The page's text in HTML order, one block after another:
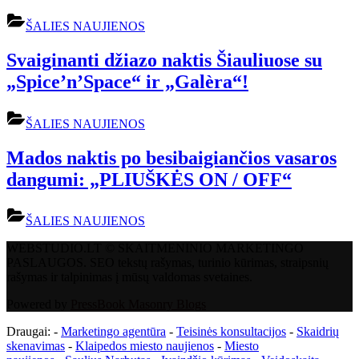
ŠALIES NAUJIENOS
Svaiginanti džiazo naktis Šiauliuose su
„Spice’n’Space“ ir „Galèra“!
ŠALIES NAUJIENOS
Mados naktis po besibaigiančios vasaros
dangumi: „PLIUŠKĖS ON / OFF“
ŠALIES NAUJIENOS
Draugai: - Marketingo agentūra - Teisinės konsultacijos - Skaidrių
skenavimas - Klaipedos miesto naujienos - Miesto